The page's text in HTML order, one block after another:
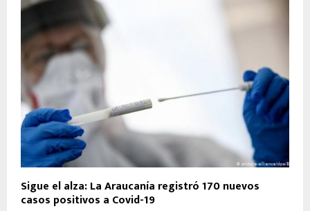
Sigue el alza: La Araucanía registró 170 nuevos
casos positivos a Covid-19